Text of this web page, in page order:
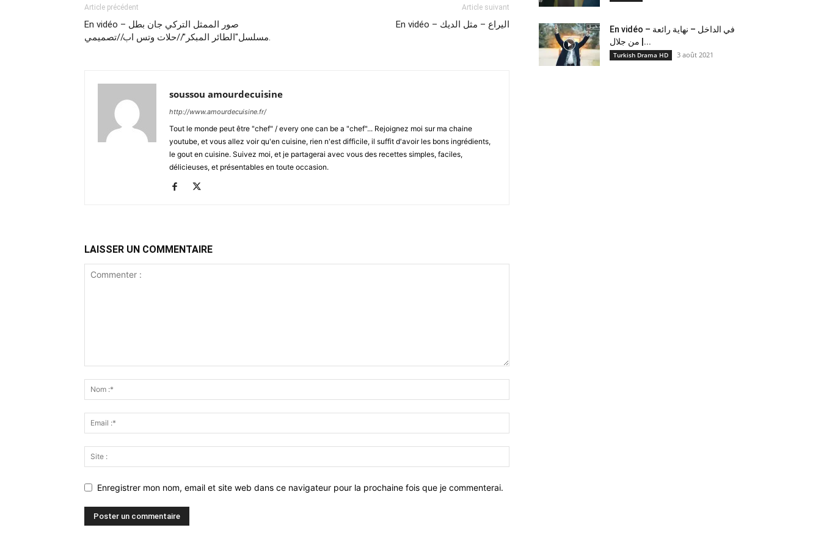
Article précédent
En vidéo – صور الممثل التركي جان بطل
مسلسل"الطائر المبكر"//حلات وتس اب//تصميمي.
Article suivant
En vidéo – اليراع – مثل الديك
soussou amourdecuisine
http://www.amourdecuisine.fr/
Tout le monde peut être "chef" / every one can be a "chef"... Rejoignez moi sur ma chaine
youtube, et vous allez voir qu'en cuisine, rien n'est difficile, il suffit d'avoir les bons ingrédients,
le gout en cuisine. Suivez moi, et je partagerai avec vous des recettes simples, faciles,
délicieuses, et présentables en toute occasion.
LAISSER UN COMMENTAIRE
Enregistrer mon nom, email et site web dans ce navigateur pour la prochaine fois que je commenterai.
En vidéo – في الداخل – نهاية رائعة
من جلال |...
Turkish Drama HD 3 août 2021